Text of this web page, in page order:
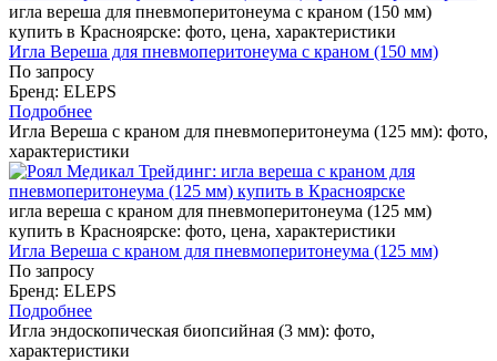
игла вереша для пневмоперитонеума с краном (150 мм)
купить в Красноярске: фото, цена, характеристики
Игла Вереша для пневмоперитонеума с краном (150 мм)
По запросу
Бренд: ELEPS
Подробнее
Игла Вереша с краном для пневмоперитонеума (125 мм): фото,
характеристики
игла вереша с краном для пневмоперитонеума (125 мм)
купить в Красноярске: фото, цена, характеристики
Игла Вереша с краном для пневмоперитонеума (125 мм)
По запросу
Бренд: ELEPS
Подробнее
Игла эндоскопическая биопсийная (3 мм): фото,
характеристики